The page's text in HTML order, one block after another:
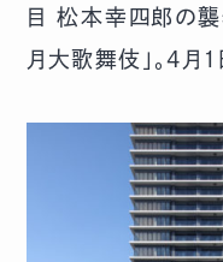
目 松本幸四郎の
月大歌舞伎」。4月1